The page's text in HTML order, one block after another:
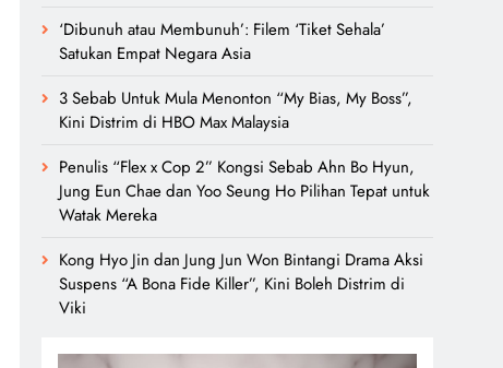
‘Dibunuh atau Membunuh’: Filem ‘Tiket Sehala’
Satukan Empat Negara Asia
3 Sebab Untuk Mula Menonton “My Bias, My Boss”,
Kini Distrim di HBO Max Malaysia
Penulis “Flex x Cop 2” Kongsi Sebab Ahn Bo Hyun,
Jung Eun Chae dan Yoo Seung Ho Pilihan Tepat untuk
Watak Mereka
Kong Hyo Jin dan Jung Jun Won Bintangi Drama Aksi
Suspens “A Bona Fide Killer”, Kini Boleh Distrim di
Viki